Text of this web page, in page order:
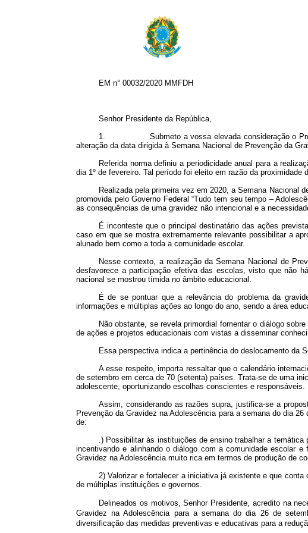
EM n° 00032/2020 MMFDH
Senhor Presidente da República,
1. Submeto a vossa elevada consideração o Projeto
alteração da data dirigida à Semana Nacional de Prevenção da
Referida norma definiu a periodicidade anual para a
dia 1º de fevereiro. Tal período foi eleito em razão da
Realizada pela primeira vez em 2020, a Semana Nacional
promovida pelo Governo Federal “Tudo tem seu tempo –
as consequências de uma gravidez não intencional e a
É inconteste que o principal destinatário das ações
caso em que se mostra extremamente relevante possibilitar a
alunado bem como a toda a comunidade escolar.
Nesse contexto, a realização da Semana Nacional de
desfavorece a participação efetiva das escolas, visto que não
nacional se mostrou tímida no âmbito educacional.
É de se pontuar que a relevância do problema da
informações e múltiplas ações ao longo do ano, sendo a área
Não obstante, se revela primordial fomentar o diálogo
de ações e projetos educacionais com vistas a disseminar
Essa perspectiva indica a pertinência do deslocamento da
A esse respeito, importa ressaltar que o calendário
de setembro em cerca de 70 (setenta) países. Trata-se de uma
adolescente, oportunizando escolhas conscientes e responsáveis.
Assim, considerando as razões supra, justifica-se a
Prevenção da Gravidez na Adolescência para a semana do dia
de:
.) Possibilitar às instituições de ensino trabalhar a
incentivando e alinhando o diálogo com a comunidade escolar
Gravidez na Adolescência muito rica em termos de produção de
2) Valorizar e fortalecer a iniciativa já existente e que
de múltiplas instituições e governos.
Delineados os motivos, Senhor Presidente, acredito na
Gravidez na Adolescência para a semana do dia 26 de
diversificação das medidas preventivas e educativas para a